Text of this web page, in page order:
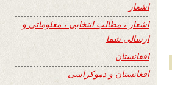
اشعار
اشعار ، مطالب انتخابی ، معلوماتی و
ارسالی شما
افغانستان
افغانستان و دموکراسی